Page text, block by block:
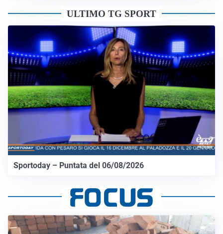
ULTIMO TG SPORT
Sportoday – Puntata del 06/08/2026